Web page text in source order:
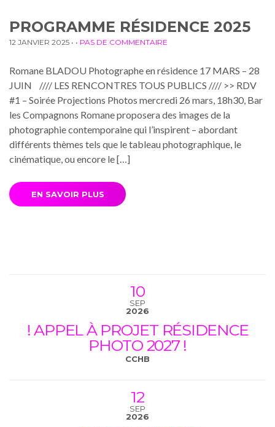
PROGRAMME RÉSIDENCE 2025
12 JANVIER 2025 • • PAS DE COMMENTAIRE
Romane BLADOU Photographe en résidence 17 MARS – 28
JUIN //// LES RENCONTRES TOUS PUBLICS //// >> RDV
#1 – Soirée Projections Photos mercredi 26 mars, 18h30, Bar
les Compagnons Romane proposera des images de la
photographie contemporaine qui l’inspirent – abordant
différents thèmes tels que le tableau photographique, le
cinématique, ou encore le […]
EN SAVOIR PLUS
10
SEP
2026
! APPEL À PROJET RÉSIDENCE
PHOTO 2027 !
CCHB
12
SEP
2026